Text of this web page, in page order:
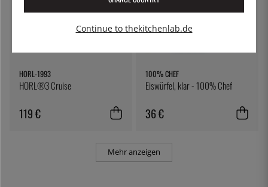
HORL-1993
HORL®3 Cruise
119 €
100% CHEF
Eiswürfel, klar - 100% Chef
36 €
Mehr anzeigen
Continue to thekitchenlab.de